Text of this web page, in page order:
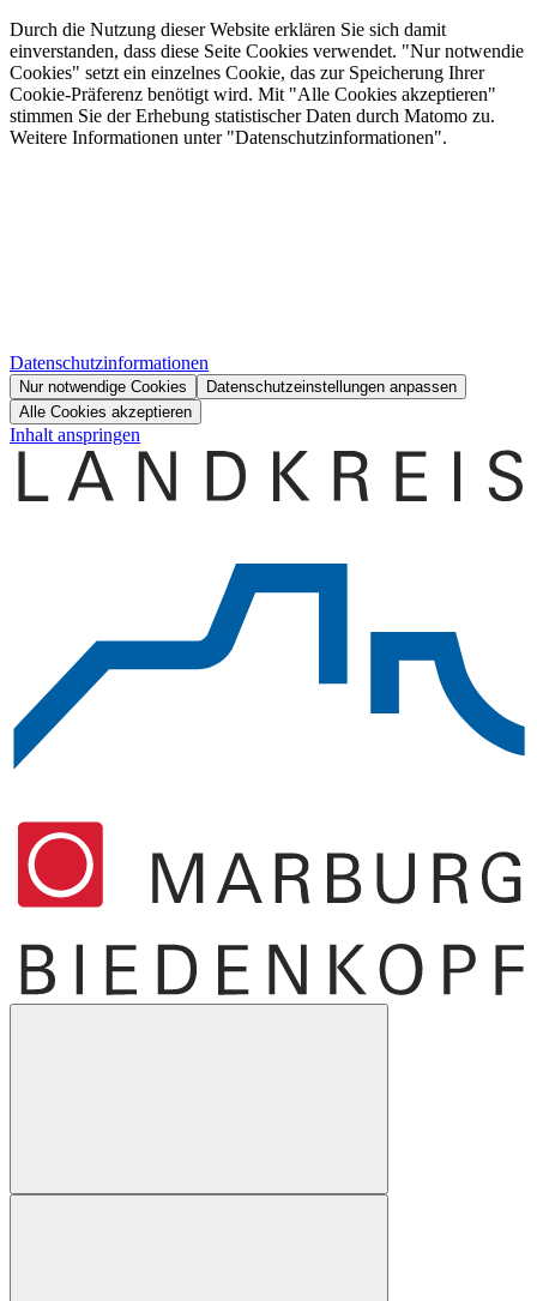
Durch die Nutzung dieser Website erklären Sie sich damit
einverstanden, dass diese Seite Cookies verwendet. "Nur notwendie
Cookies" setzt ein einzelnes Cookie, das zur Speicherung Ihrer
Cookie-Präferenz benötigt wird. Mit "Alle Cookies akzeptieren"
stimmen Sie der Erhebung statistischer Daten durch Matomo zu.
Weitere Informationen unter "Datenschutzinformationen".
Datenschutzinformationen
Nur notwendige Cookies
Datenschutzeinstellungen anpassen
Alle Cookies akzeptieren
Inhalt anspringen